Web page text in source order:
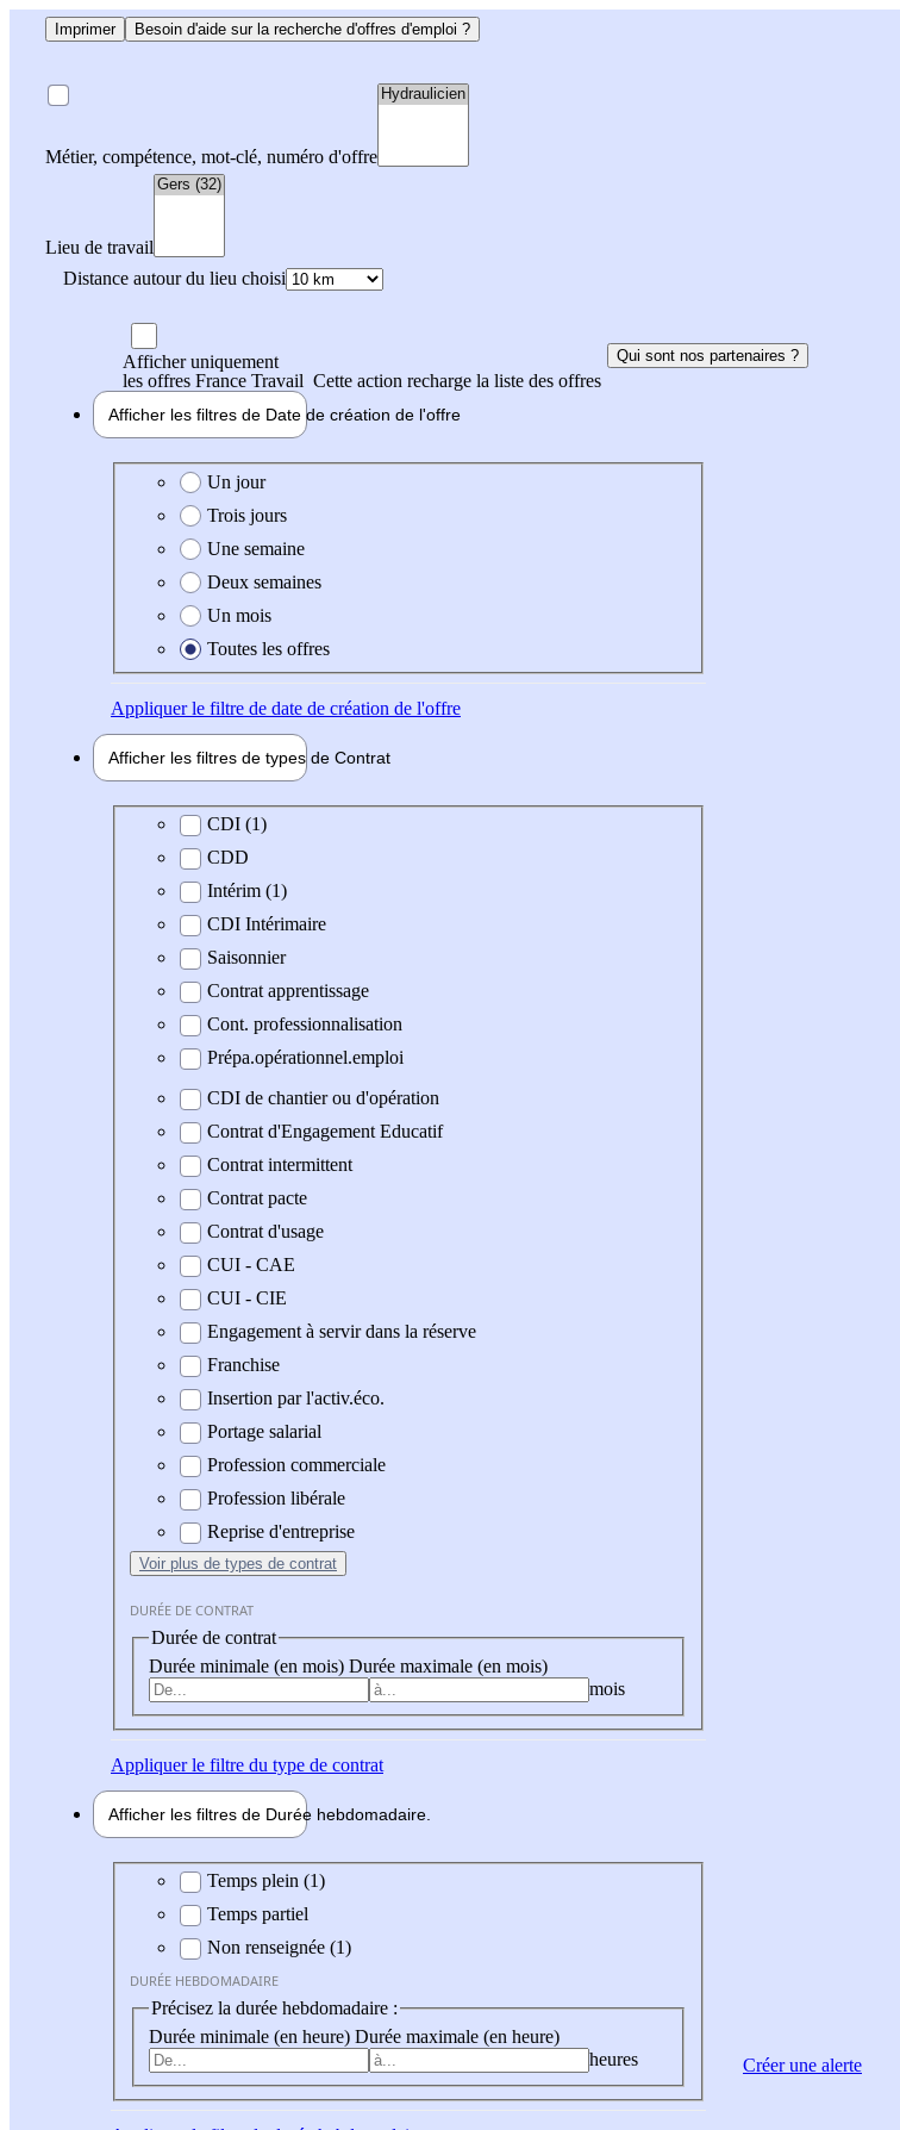
Imprimer Besoin d'aide sur la recherche d'offres d'emploi ?
Métier, compétence, mot-clé, numéro d'offre
Lieu de travail
Distance autour du lieu choisi
Afficher uniquement
les offres France Travail Cette action recharge la liste des offres
Qui sont nos partenaires ?
Afficher les filtres de Date de création de l'offre
Date de création de l'offre
Un jour
Trois jours
Une semaine
Deux semaines
Un mois
Toutes les offres
Appliquerle filtre de date de création de l'offre
Afficher les filtres de types de Contrat
Type de contrat
CDI (1)
CDD
Intérim (1)
CDI Intérimaire
Saisonnier
Contrat apprentissage
Cont. professionnalisation
Prépa.opérationnel.emploi
CDI de chantier ou d'opération
Contrat d'Engagement Educatif
Contrat intermittent
Contrat pacte
Contrat d'usage
CUI - CAE
CUI - CIE
Engagement à servir dans la réserve
Franchise
Insertion par l'activ.éco.
Portage salarial
Profession commerciale
Profession libérale
Reprise d'entreprise
Voir plus de types de contrat
DURÉE DE CONTRAT
Durée de contrat
Durée minimale (en mois) Durée maximale (en mois)
mois
Appliquerle filtre du type de contrat
Afficher les filtres de Durée hebdomadaire
Durée hebdomadaire
Temps plein (1)
Temps partiel
Non renseignée (1)
DURÉE HEBDOMADAIRE
Précisez la durée hebdomadaire :
Durée minimale (en heure) Durée maximale (en heure)
heures
Créer une alerte